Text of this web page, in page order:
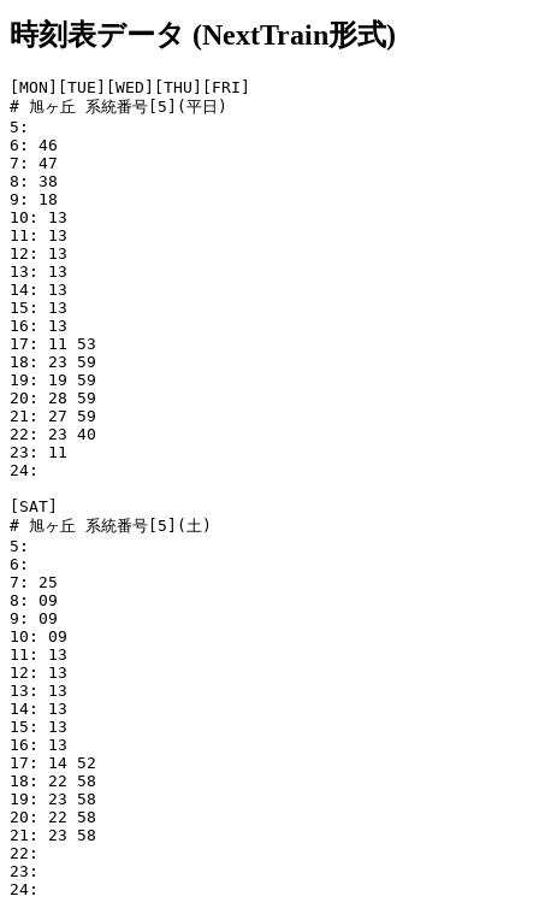
時刻表データ (NextTrain形式)
[MON][TUE][WED][THU][FRI]
# 旭ヶ丘 系統番号[5](平日)
5:
6: 46
7: 47
8: 38
9: 18
10: 13
11: 13
12: 13
13: 13
14: 13
15: 13
16: 13
17: 11 53
18: 23 59
19: 19 59
20: 28 59
21: 27 59
22: 23 40
23: 11
24:
[SAT]
# 旭ヶ丘 系統番号[5](土)
5:
6:
7: 25
8: 09
9: 09
10: 09
11: 13
12: 13
13: 13
14: 13
15: 13
16: 13
17: 14 52
18: 22 58
19: 23 58
20: 22 58
21: 23 58
22:
23:
24: